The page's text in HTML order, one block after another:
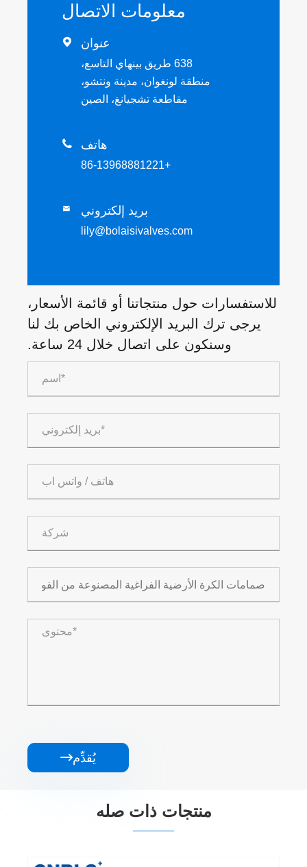
معلومات الاتصال
 عنوان
638 طريق بينهاي التاسع،
منطقة لونغوان، مدينة ونتشو،
مقاطعة تشجيانغ، الصين
 هاتف
+86-13968881221
 بريد إلكتروني
lily@bolaisivalves.com
للاستفسارات حول منتجاتنا أو قائمة الأسعار،
يرجى ترك البريد الإلكتروني الخاص بك لنا
وسنكون على اتصال خلال 24 ساعة.
يُقدِّم
منتجات ذات صله